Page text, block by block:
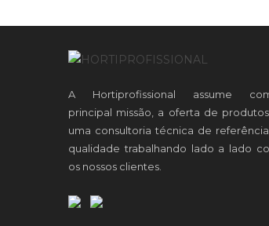
A Hortiprofissional assume
principal missão, a oferta de
uma consultoria técnica de
qualidade trabalhando lado a lado
os nossos clientes.